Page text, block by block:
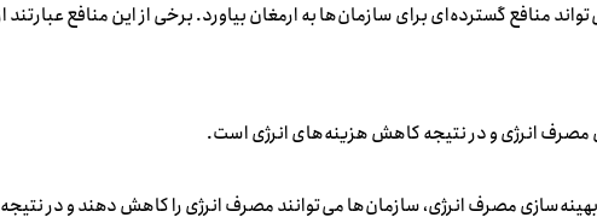
مصرف انرژی، سازمان‌ها می‌توانند مصرف انرژی را کاهش دهند و در نتیجه